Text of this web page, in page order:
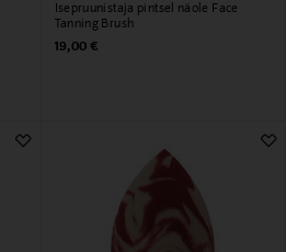
Isepruunistaja pintsel näole Face
Tanning Brush
Original Price
19,00 €